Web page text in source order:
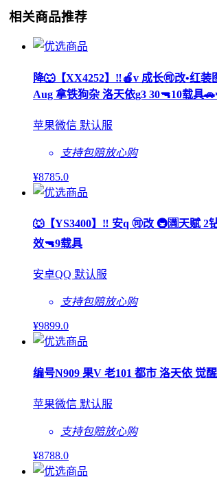
相关商品推荐
降🐺【XX4252】‼🍎v 成长🉑改•红
Aug 拿铁狗杂 洛天依g3 30🔫10载具
苹果微信 默认服
支持包赔放心购
¥8785.0
🐺【YS3400】‼ 安q 🉑改 🚇🈵天赋 2
效🔫9载具
安卓QQ 默认服
支持包赔放心购
¥9899.0
编号N909 果V 老101 都市 洛天依 觉
苹果微信 默认服
支持包赔放心购
¥8788.0